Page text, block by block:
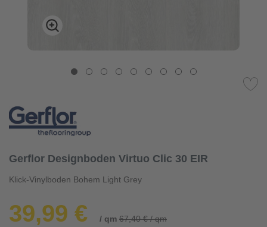
Gerflor Designboden Virtuo Clic 30 EIR
Klick-Vinylboden Bohem Light Grey
39,99 € / qm 67,40 € / qm